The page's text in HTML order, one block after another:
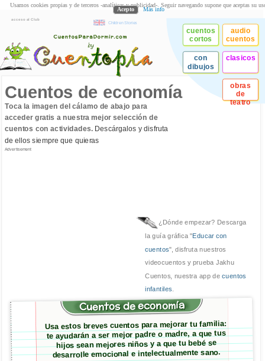
acceso al Club
Children Stories
cuentos
cortos
audio
cuentos
con
dibujos
clasicos
obras
de
teatro
Cuentos de economía
Toca la imagen del cálamo de abajo para
acceder gratis a nuestra mejor selección de
cuentos con actividades.Descárgalos y disfruta
de ellos siempre que quieras
Advertisement
¿Dónde empezar? Descarga
la guía gráfica "Educar con
cuentos", disfruta nuestros
videocuentos y prueba Jakhu
Cuentos, nuestra app decuentos
infantiles.
Cuentos de economía
Usa estos breves cuentos para mejorar tu familia:
te ayudarán a ser mejor padre o madre, a que tus
hijos sean mejores niños y a que tu bebé se
desarrolle emocional e intelectualmente sano.
Usamos cookies propias y de terceros -analíticas y publicidad-. Seguir navegando supone que aceptas su
Acepto Más info